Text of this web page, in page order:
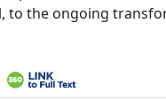
to the ongoing